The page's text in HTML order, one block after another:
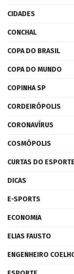
CIDADES
CONCHAL
COPA DO BRASIL
COPA DO MUNDO
COPINHA SP
CORDEIRÓPOLIS
CORONAVÍRUS
COSMÓPOLIS
CURTAS DO ESPORTE
DICAS
E-SPORTS
ECONOMIA
ELIAS FAUSTO
ENGENHEIRO